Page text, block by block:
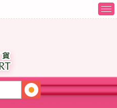
T
o
v